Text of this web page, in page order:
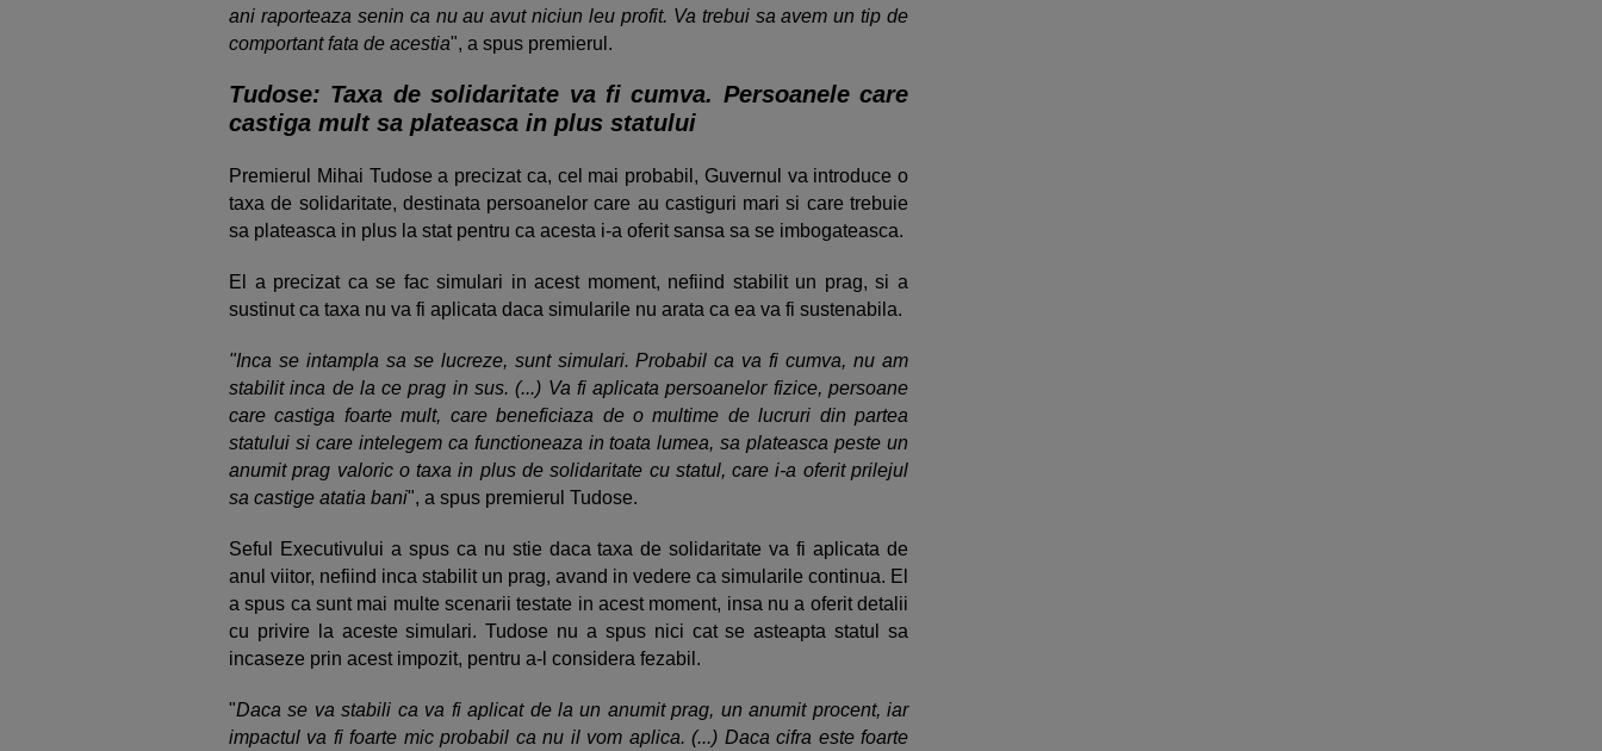
ani raporteaza senin ca nu au avut niciun leu profit. Va trebui sa avem un tip de
comportant fata de acestia", a spus premierul.
Tudose: Taxa de solidaritate va fi cumva. Persoanele care
castiga mult sa plateasca in plus statului
Premierul Mihai Tudose a precizat ca, cel mai probabil, Guvernul va introduce o
taxa de solidaritate, destinata persoanelor care au castiguri mari si care trebuie
sa plateasca in plus la stat pentru ca acesta i-a oferit sansa sa se imbogateasca.
El a precizat ca se fac simulari in acest moment, nefiind stabilit un prag, si a
sustinut ca taxa nu va fi aplicata daca simularile nu arata ca ea va fi sustenabila.
"Inca se intampla sa se lucreze, sunt simulari. Probabil ca va fi cumva, nu am
stabilit inca de la ce prag in sus. (...) Va fi aplicata persoanelor fizice, persoane
care castiga foarte mult, care beneficiaza de o multime de lucruri din partea
statului si care intelegem ca functioneaza in toata lumea, sa plateasca peste un
anumit prag valoric o taxa in plus de solidaritate cu statul, care i-a oferit prilejul
sa castige atatia bani", a spus premierul Tudose.
Seful Executivului a spus ca nu stie daca taxa de solidaritate va fi aplicata de
anul viitor, nefiind inca stabilit un prag, avand in vedere ca simularile continua. El
a spus ca sunt mai multe scenarii testate in acest moment, insa nu a oferit detalii
cu privire la aceste simulari. Tudose nu a spus nici cat se asteapta statul sa
incaseze prin acest impozit, pentru a-l considera fezabil.
"Daca se va stabili ca va fi aplicat de la un anumit prag, un anumit procent, iar
impactul va fi foarte mic probabil ca nu il vom aplica. (...) Daca cifra este foarte